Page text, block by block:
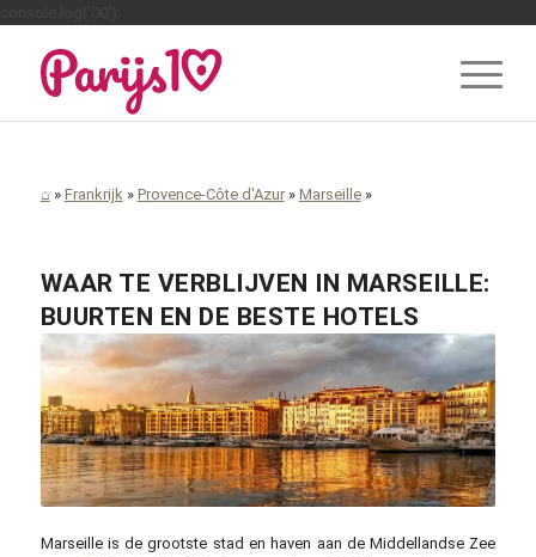
⌂ » Frankrijk» Provence-Côte d'Azur» Marseille»
WAAR TE VERBLIJVEN IN MARSEILLE:
BUURTEN EN DE BESTE HOTELS
djedj / pixabay.com
Marseille is de grootste stad en haven aan de Middellandse Zee